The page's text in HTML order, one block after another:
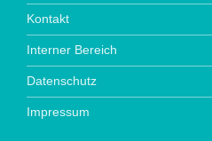
Kontakt
Interner Bereich
Datenschutz
Impressum